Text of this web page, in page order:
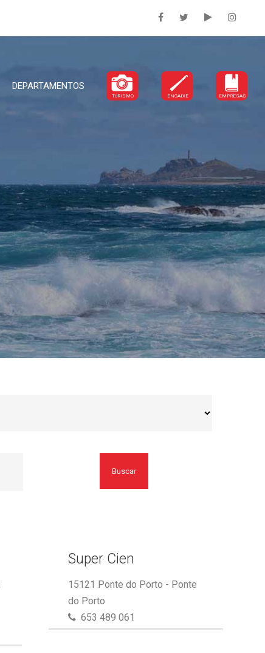
DEPARTAMENTOS
TURISMO ENCAIXE EMPRESAS
Buscar
Super Cien
15121 Ponte do Porto - Ponte
do Porto
653 489 061